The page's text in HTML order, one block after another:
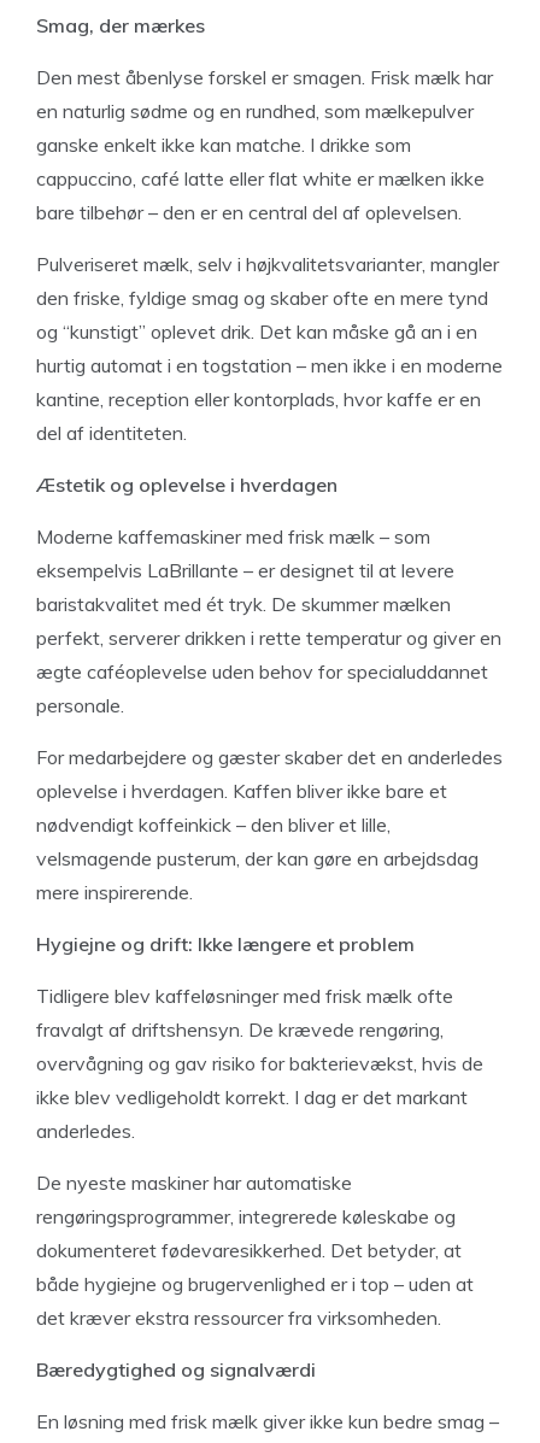
Smag, der mærkes
Den mest åbenlyse forskel er smagen. Frisk mælk har
en naturlig sødme og en rundhed, som mælkepulver
ganske enkelt ikke kan matche. I drikke som
cappuccino, café latte eller flat white er mælken ikke
bare tilbehør – den er en central del af oplevelsen.
Pulveriseret mælk, selv i højkvalitetsvarianter, mangler
den friske, fyldige smag og skaber ofte en mere tynd
og “kunstigt” oplevet drik. Det kan måske gå an i en
hurtig automat i en togstation – men ikke i en moderne
kantine, reception eller kontorplads, hvor kaffe er en
del af identiteten.
Æstetik og oplevelse i hverdagen
Moderne kaffemaskiner med frisk mælk – som
eksempelvis LaBrillante – er designet til at levere
baristakvalitet med ét tryk. De skummer mælken
perfekt, serverer drikken i rette temperatur og giver en
ægte caféoplevelse uden behov for specialuddannet
personale.
For medarbejdere og gæster skaber det en anderledes
oplevelse i hverdagen. Kaffen bliver ikke bare et
nødvendigt koffeinkick – den bliver et lille,
velsmagende pusterum, der kan gøre en arbejdsdag
mere inspirerende.
Hygiejne og drift: Ikke længere et problem
Tidligere blev kaffeløsninger med frisk mælk ofte
fravalgt af driftshensyn. De krævede rengøring,
overvågning og gav risiko for bakterievækst, hvis de
ikke blev vedligeholdt korrekt. I dag er det markant
anderledes.
De nyeste maskiner har automatiske
rengøringsprogrammer, integrerede køleskabe og
dokumenteret fødevaresikkerhed. Det betyder, at
både hygiejne og brugervenlighed er i top – uden at
det kræver ekstra ressourcer fra virksomheden.
Bæredygtighed og signalværdi
En løsning med frisk mælk giver ikke kun bedre smag –